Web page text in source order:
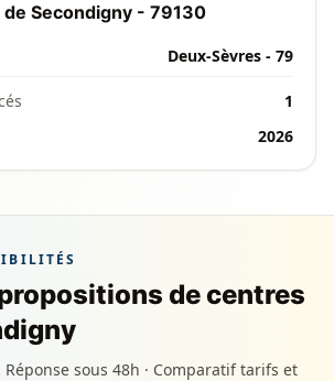
Secondigny - 79130
Deux-Sèvres - 79
1
2026
de centres
Réponse sous 48h · Comparatif tarifs et